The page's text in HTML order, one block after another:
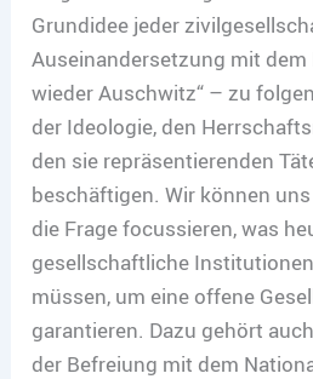
Grundidee jeder
Auseinandersetzung mit dem
wieder Auschwitz“ – zu
der Ideologie, den
den sie repräsentierenden
beschäftigen. Wir können
die Frage focussieren, was
gesellschaftliche
müssen, um eine offene
garantieren. Dazu gehört
der Befreiung mit dem